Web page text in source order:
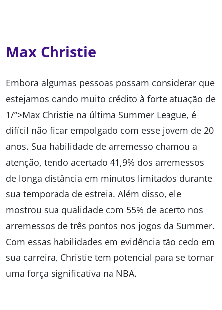
Max Christie
Embora algumas pessoas possam considerar que
estejamos dando muito crédito à forte atuação de
1/”>Max Christie na última Summer League, é
difícil não ficar empolgado com esse jovem de 20
anos. Sua habilidade de arremesso chamou a
atenção, tendo acertado 41,9% dos arremessos
de longa distância em minutos limitados durante
sua temporada de estreia. Além disso, ele
mostrou sua qualidade com 55% de acerto nos
arremessos de três pontos nos jogos da Summer.
Com essas habilidades em evidência tão cedo em
sua carreira, Christie tem potencial para se tornar
uma força significativa na NBA.